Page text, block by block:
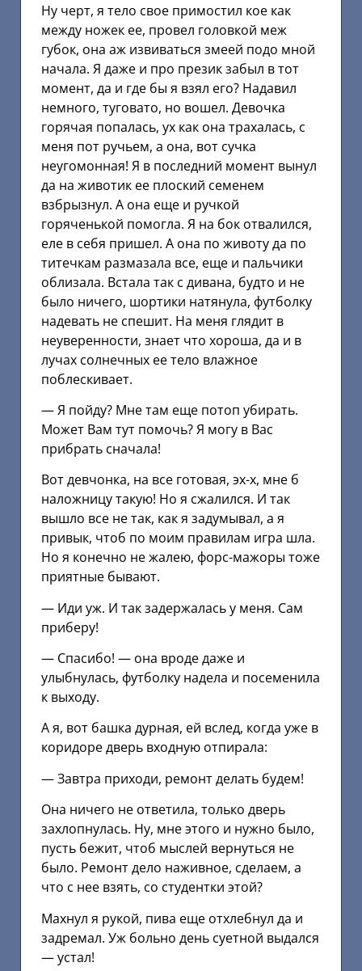
Ну черт, я тело свое примостил кое как
между ножек ее, провел головкой меж
губок, она аж извиваться змеей подо мной
начала. Я даже и про презик забыл в тот
момент, да и где бы я взял его? Надавил
немного, туговато, но вошел. Девочка
горячая попалась, ух как она трахалась, с
меня пот ручьем, а она, вот сучка
неугомонная! Я в последний момент вынул
да на животик ее плоский семенем
взбрызнул. А она еще и ручкой
горяченькой помогла. Я на бок отвалился,
еле в себя пришел. А она по животу да по
титечкам размазала все, еще и пальчики
облизала. Встала так с дивана, будто и не
было ничего, шортики натянула, футболку
надевать не спешит. На меня глядит в
неуверенности, знает что хороша, да и в
лучах солнечных ее тело влажное
поблескивает.
— Я пойду? Мне там еще потоп убирать.
Может Вам тут помочь? Я могу в Вас
прибрать сначала!
Вот девчонка, на все готовая, эх-х, мне б
наложницу такую! Но я сжалился. И так
вышло все не так, как я задумывал, а я
привык, чтоб по моим правилам игра шла.
Но я конечно не жалею, форс-мажоры тоже
приятные бывают.
— Иди уж. И так задержалась у меня. Сам
приберу!
— Спасибо! — она вроде даже и
улыбнулась, футболку надела и посеменила
к выходу.
А я, вот башка дурная, ей вслед, когда уже в
коридоре дверь входную отпирала:
— Завтра приходи, ремонт делать будем!
Она ничего не ответила, только дверь
захлопнулась. Ну, мне этого и нужно было,
пусть бежит, чтоб мыслей вернуться не
было. Ремонт дело наживное, сделаем, а
что с нее взять, со студентки этой?
Махнул я рукой, пива еще отхлебнул да и
задремал. Уж больно день суетной выдался
— устал!